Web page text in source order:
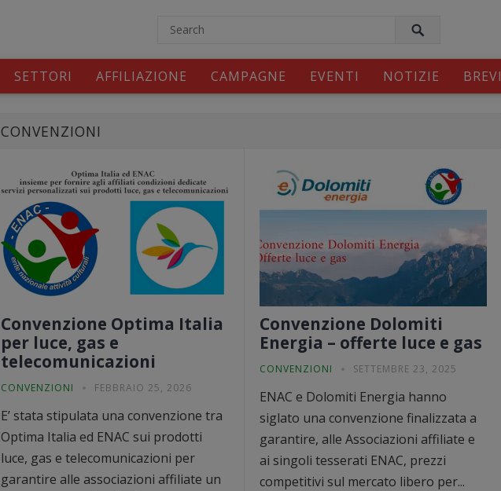
SETTORI AFFILIAZIONE CAMPAGNE EVENTI NOTIZIE BREVI
CONVENZIONI
Convenzione Optima Italia
per luce, gas e
telecomunicazioni
CONVENZIONI FEBBRAIO 25, 2026
E’ stata stipulata una convenzione tra
Optima Italia ed ENAC sui prodotti
luce, gas e telecomunicazioni per
garantire alle associazioni affiliate un
Convenzione Dolomiti
Energia – offerte luce e gas
CONVENZIONI SETTEMBRE 23, 2025
ENAC e Dolomiti Energia hanno
siglato una convenzione finalizzata a
garantire, alle Associazioni affiliate e
ai singoli tesserati ENAC, prezzi
competitivi sul mercato libero per...